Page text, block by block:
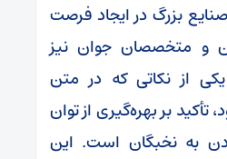
بزرگ در ایجاد فرصت
و متخصصان جوان نیز
از نکاتی که در متن
بر بهره‌گیری از توان
به نخبگان است. این